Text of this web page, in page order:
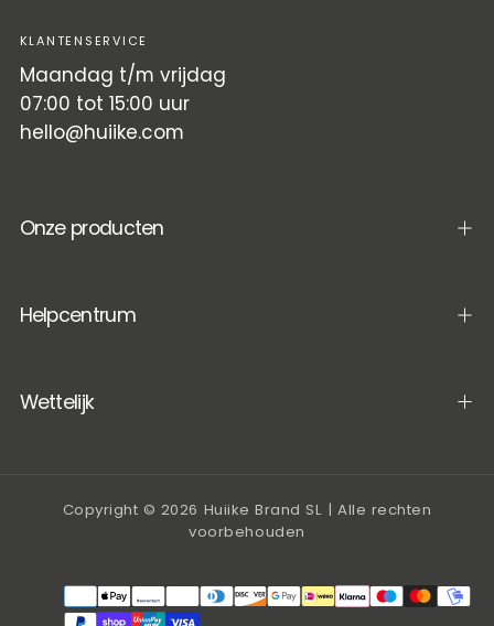
KLANTENSERVICE
Maandag t/m vrijdag
07:00 tot 15:00 uur
hello@huiike.com
Onze producten
Helpcentrum
Wettelijk
Copyright © 2026 Huiike Brand SL | Alle rechten
voorbehouden
Betaalmethoden